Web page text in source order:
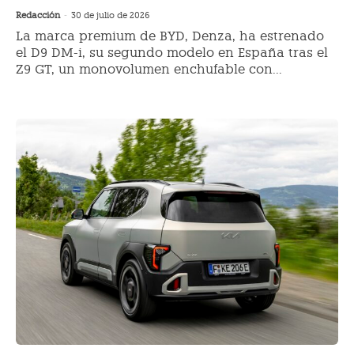
Redacción - 30 de julio de 2026
La marca premium de BYD, Denza, ha estrenado
el D9 DM-i, su segundo modelo en España tras el
Z9 GT, un monovolumen enchufable con...